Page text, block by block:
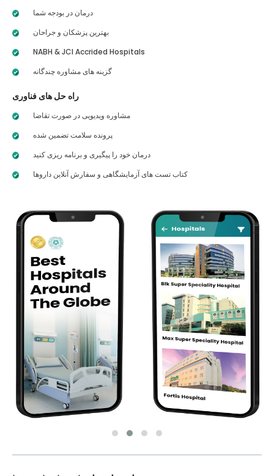
درمان در بودجه شما
بهترین پزشکان و جراحان
NABH & JCI Accrided Hospitals
گزینه های مشاوره چندگانه
راه حل های فناوری
مشاوره ویدیویی در صورت تقاضا
پرونده سلامت تضمین شده
درمان خود را پیگیری و برنامه ریزی کنید
کتاب تست های آزمایشگاهی و سفارش آنلاین داروها